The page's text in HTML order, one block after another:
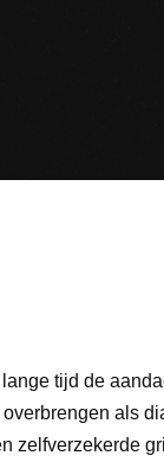
tijd de
als
zelfverzekerde